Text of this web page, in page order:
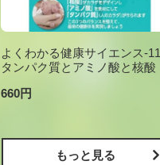
よくわかる健康サイエンス-11
タンパク質とアミノ酸と核酸
660円
もっと見る